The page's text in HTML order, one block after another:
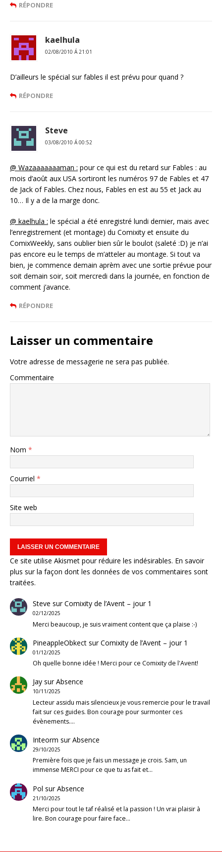
RÉPONDRE
kaelhula
02/08/2010 Á 21:01
D’ailleurs le spécial sur fables il est prévu pour quand ?
RÉPONDRE
Steve
03/08/2010 Á 00:52
@ Wazaaaaaaaman : pour ce qui est du retard sur Fables : au
mois d’août aux USA sortiront les numéros 97 de Fables et 47
de Jack of Fables. Chez nous, Fables en est au 55 et Jack au
10… Il y a de la marge donc.
@ kaelhula : le spécial a été enregistré lundi dernier, mais avec
l’enregistrement (et montage) du Comixity et ensuite du
ComixWeekly, sans oublier bien sûr le boulot (saleté :D) je n’ai
pas encore eu le temps de m’atteler au montage. Si tout va
bien, je commence demain aprèm avec une sortie prévue pour
soit demain soir, soit mercredi dans la journée, en fonction de
comment j’avance.
RÉPONDRE
Laisser un commentaire
Votre adresse de messagerie ne sera pas publiée.
Commentaire
Nom *
Courriel *
Site web
Ce site utilise Akismet pour réduire les indésirables. En savoir
plus sur la façon dont les données de vos commentaires sont
traitées.
Steve surComixity de l’Avent – jour 1
02/12/2025
Merci beaucoup, je suis vraiment content que ça plaise :-)
PineappleObkectsurComixity de l’Avent – jour 1
01/12/2025
Oh quelle bonne idée ! Merci pour ce Comixity de l'Avent!
JaysurAbsence
10/11/2025
Lecteur assidu mais silencieux je vous remercie pour le travail
fait sur ces guides. Bon courage pour surmonter ces
évènements.…
Inteorm surAbsence
29/10/2025
Première fois que je fais un message je crois. Sam, un
immense MERCI pour ce que tu as fait et…
Pol surAbsence
21/10/2025
Merci pour tout le taf réalisé et la passion ! Un vrai plaisir à
lire. Bon courage pour faire face…